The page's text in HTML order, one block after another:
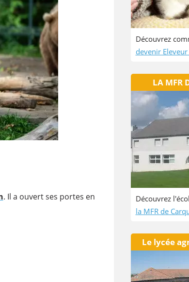
. Il a ouvert ses portes en
Découvrez
devenir
LA MFR
Découvrez
la MFR de
Le lycée